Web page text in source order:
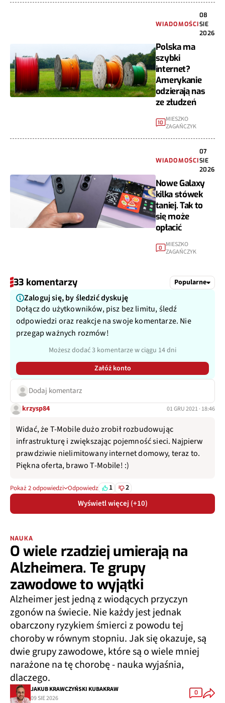
WIADOMOŚCI
08
SIE
2026
Polska ma
szybki
internet?
Amerykanie
odzierają nas
ze złudzeń
10 MIESZKO
ZAGAŃCZYK
WIADOMOŚCI
07
SIE
2026
Nowe Galaxy
kilka stówek
taniej. Tak to
się może
opłacić
0 MIESZKO
ZAGAŃCZYK
33 komentarzy Popularne
Zaloguj się, by śledzić dyskuję
Dołącz do użytkowników, pisz bez limitu, śledź
odpowiedzi oraz reakcje na swoje komentarze. Nie
przegap ważnych rozmów!
Możesz dodać 3 komentarze w ciągu 14 dni
Załóż konto
Dodaj komentarz
krzysp84 01 GRU 2021 · 18:46
Widać, że T-Mobile dużo zrobił rozbudowując
infrastrukturę i zwiększając pojemność sieci. Najpierw
prawdziwie nielimitowany internet domowy, teraz to.
Piękna oferta, brawo T-Mobile! :)
Pokaż 2 odpowiedzi Odpowiedz 1 2
Wyświetl więcej (+10)
NAUKA
O wiele rzadziej umierają na
Alzheimera. Te grupy
zawodowe to wyjątki
Alzheimer jest jedną z wiodących przyczyn
zgonów na świecie. Nie każdy jest jednak
obarczony ryzykiem śmierci z powodu tej
choroby w równym stopniu. Jak się okazuje, są
dwie grupy zawodowe, które są o wiele mniej
narażone na tę chorobę - nauka wyjaśnia,
dlaczego.
JAKUB KRAWCZYŃSKI KUBAKRAW
09 SIE 2026
0